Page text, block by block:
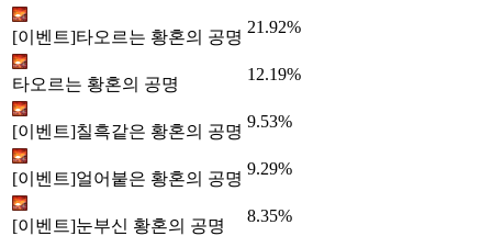
[이벤트]타오르는 황혼의 공명
21.92%
타오르는 황혼의 공명
12.19%
[이벤트]칠흑같은 황혼의 공명
9.53%
[이벤트]얼어붙은 황혼의 공명
9.29%
[이벤트]눈부신 황혼의 공명
8.35%